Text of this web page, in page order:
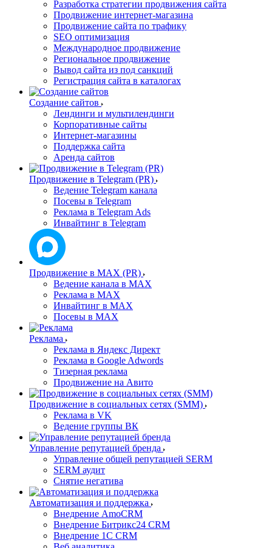
Разработка стратегии продвижения сайта
Продвижение интернет-магазина
Продвижение сайта по трафику
SEO оптимизация
Международное продвижение
Региональное продвижение
Вывод сайта из под санкций
Регистрация сайта в каталогах
Создание сайтов
Лендинги и мультилендинги
Корпоративные сайты
Интернет-магазины
Поддержка сайта
Аренда сайтов
Продвижение в Telegram (PR)
Ведение Telegram канала
Посевы в Telegram
Реклама в Telegram Ads
Инвайтинг в Telegram
Продвижение в MAX (PR)
Ведение канала в MAX
Реклама в MAX
Инвайтинг в MAX
Посевы в MAX
Реклама
Реклама в Яндекс Директ
Реклама в Google Adwords
Тизерная реклама
Продвижение на Авито
Продвижение в социальных сетях (SMM)
Реклама в VK
Ведение группы ВК
Управление репутацией бренда
Управление общей репутацией SERM
SERM аудит
Снятие негатива
Автоматизация и поддержка
Внедрение AmoCRM
Внедрение Битрикс24 CRM
Внедрение 1C CRM